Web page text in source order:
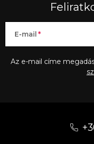
E-mail
Az e-mail címe